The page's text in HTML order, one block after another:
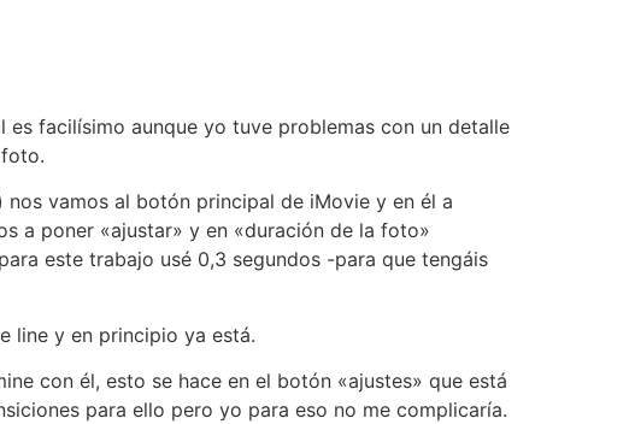
facilísimo aunque yo tuve problemas con un detalle
vamos al botón principal de iMovie y en él a
a poner «ajustar» y en «duración de la foto»
este trabajo usé 0,3 segundos -para que tengáis
line y en principio ya está.
con él, esto se hace en el botón «ajustes» que está
para ello pero yo para eso no me complicaría.